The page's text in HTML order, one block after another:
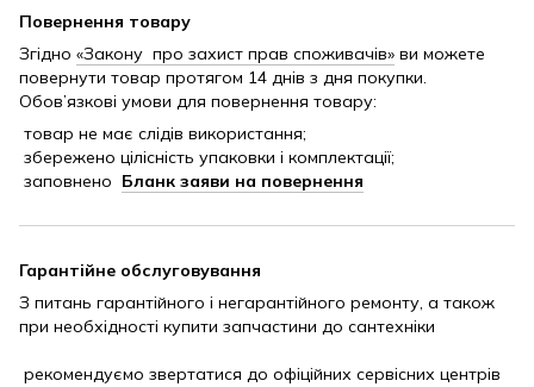
Повернення товару
Згідно «Закону про захист прав споживачів» ви можете
повернути товар протягом 14 днів з дня покупки.
Обов’язкові умови для повернення товару:
товар не має слідів використання;
збережено цілісність упаковки і комплектації;
заповнено Бланк заяви на повернення
Гарантійне обслуговування
З питань гарантійного і негарантійного ремонту, а також
при необхідності купити запчастини до сантехніки
рекомендуємо звертатися до офіційних сервісних центрів